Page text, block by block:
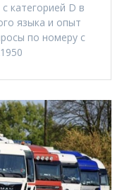
категорией D в
языка и опыт
по номеру с